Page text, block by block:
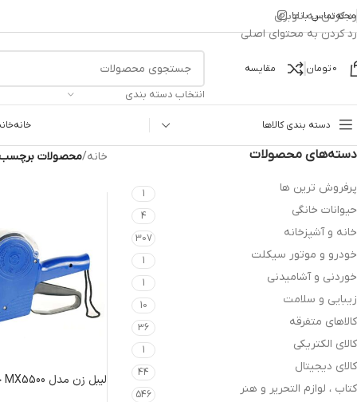
رد کردن به ناوبری
رد کردن به محتوای اصلی
مجلهتماس با ما
0تومان مقایسه
انتخاب دسته بندی
دسته بندی کالاها خانه
دسته‌های محصولات
پرفروش ترین ها 1
حیوانات خانگی 4
خانه و آشپزخانه 307
خودرو و موتور سیکلت 1
خوردنی و آشامیدنی 1
زیبایی و سلامت 10
کالاهای متفرقه 36
کالای الکتریکی 1
کالای دیجیتال 44
کتاب ، لوازم التحریر و هنر 546
خانه/محصولات برچسب
لیبل زن مدل MX5500 جنس اصلی